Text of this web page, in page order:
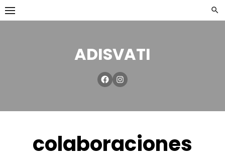
ADISVATI
colaboraciones